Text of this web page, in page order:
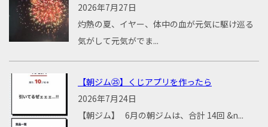
2026年7月27日
灼熱の夏、イヤー、体中の血が元気に駆け巡る
気がして元気がでま...
【朝ジム㉕】くじアプリを作ったら
2026年7月24日
【朝ジム】 6月の朝ジムは、合計 14回 &n...